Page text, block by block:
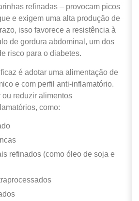
refinadas – provocam picos
e exigem uma alta produção de
isso favorece a resistência à
de gordura abdominal, um dos
risco para o diabetes.
é adotar uma alimentação de
e com perfil anti-inflamatório.
ou reduzir alimentos
como:
refinados (como óleo de soja e